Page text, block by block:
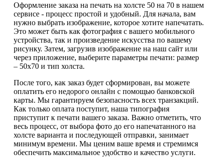
Оформление заказа на печать на холсте 50 на 70 в нашем
сервисе - процесс простой и удобный. Для начала, вам
нужно выбрать изображение, которое хотите напечатать.
Это может быть как фотография с вашего мобильного
устройства, так и произведение искусства по вашему
рисунку. Затем, загрузив изображение на наш сайт или
через приложение, выберите параметры печати: размер
– 50х70 и тип холста.
После того, как заказ будет сформирован, вы можете
оплатить его недорого онлайн с помощью банковской
карты. Мы гарантируем безопасность всех транзакций.
Как только оплата поступит, наша типография
приступит к печати вашего заказа. Важно отметить, что
весь процесс, от выбора фото до его напечатанного на
холсте варианта и последующей отправки, занимает
минимум времени. Мы ценим ваше время и стремимся
обеспечить максимальное удобство и качество услуги.